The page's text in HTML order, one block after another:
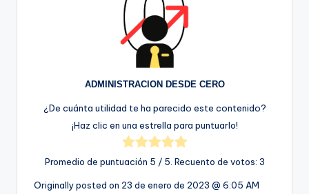
ADMINISTRACION DESDE CERO
¿De cuánta utilidad te ha parecido este contenido?
¡Haz clic en una estrella para puntuarlo!
Promedio de puntuación 5 / 5. Recuento de votos: 3
Originally posted on 23 de enero de 2023 @ 6:05 AM